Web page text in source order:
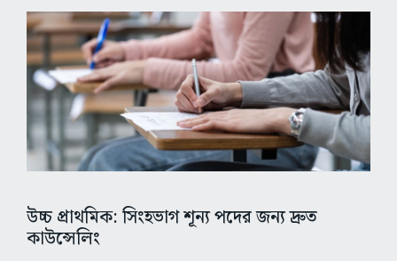
উচ্চ প্রাথমিক: সিংহভাগ শূন্য পদের জন্য দ্রুত
কাউন্সেলিং